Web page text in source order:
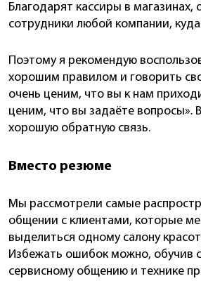
Благодарят кассиры в магазинах,
сотрудники любой компании,
Поэтому я рекомендую
хорошим правилом и говорить
очень ценим, что вы к нам
ценим, что вы задаёте вопросы».
хорошую обратную связь.
Вместо резюме
Мы рассмотрели самые
общении с клиентами, которые
выделиться одному салону
Избежать ошибок можно, обучив
сервисному общению и технике